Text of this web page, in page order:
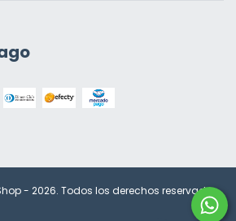
- 2026. Todos los derechos reservados.